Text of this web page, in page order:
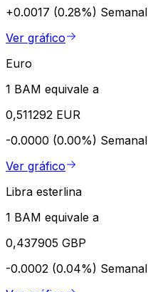
+0.0017 (0.28%) Semanal
Ver gráfico
Euro
1 BAM equivale a
0,511292 EUR
-0.0000 (0.00%) Semanal
Ver gráfico
Libra esterlina
1 BAM equivale a
0,437905 GBP
-0.0002 (0.04%) Semanal